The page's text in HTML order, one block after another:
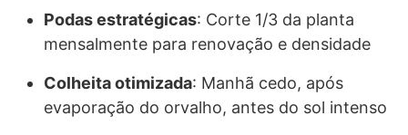
Podas estratégicas: Corte 1/3 da planta
mensalmente para renovação e densidade
Colheita otimizada: Manhã cedo, após
evaporação do orvalho, antes do sol intenso